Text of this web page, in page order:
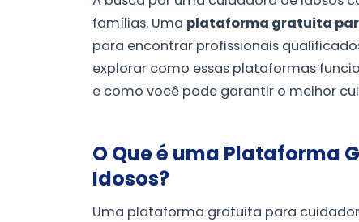
famílias. Uma plataforma gratuita
para encontrar profissionais
explorar como essas plataformas
e como você pode garantir o melhor
O Que é uma Plataforma
Idosos?
Uma plataforma gratuita para